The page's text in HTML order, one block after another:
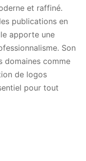
et raffiné.
publications en
apporte une
Son
domaines comme
de logos
pour tout